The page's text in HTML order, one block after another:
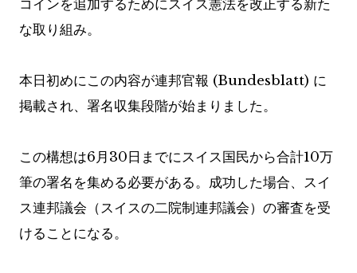
コインを追加するためにスイス憲法を改正する新た
な取り組み。
本日初めにこの内容が連邦官報 (Bundesblatt) に
掲載され、署名収集段階が始まりました。
この構想は6月30日までにスイス国民から合計10万
筆の署名を集める必要がある。成功した場合、スイ
ス連邦議会（スイスの二院制連邦議会）の審査を受
けることになる。